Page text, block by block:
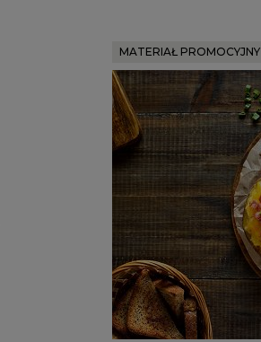
MATERIAŁ PROMOCYJNY